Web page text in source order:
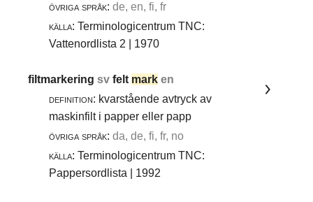
övriga språk: de, en, fi, fr
källa: Terminologicentrum TNC:
Vattenordlista 2 | 1970
filtmarkeringsvfelt mark en
definition: kvarstående avtryck av
maskinfilt i papper eller papp
övriga språk: da, de, fi, fr, no
källa: Terminologicentrum TNC:
Pappersordlista | 1992